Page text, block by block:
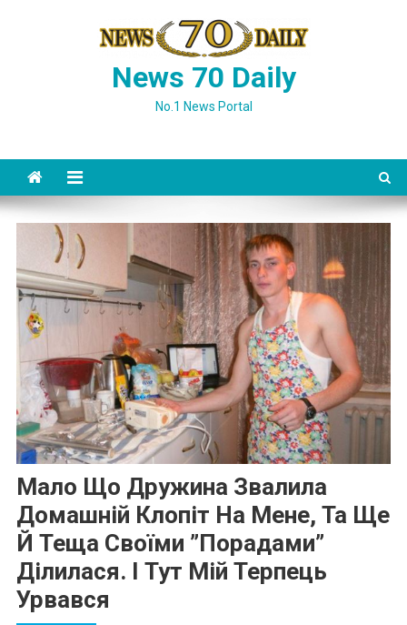
News 70 Daily
No.1 News Portal
Мало Що Дружина Звалила
Домашній Клопіт На Мене, Та Ще
Й Теща Своїми ”порадами”
Ділилася. І Тут Мій Терпець
Урвався